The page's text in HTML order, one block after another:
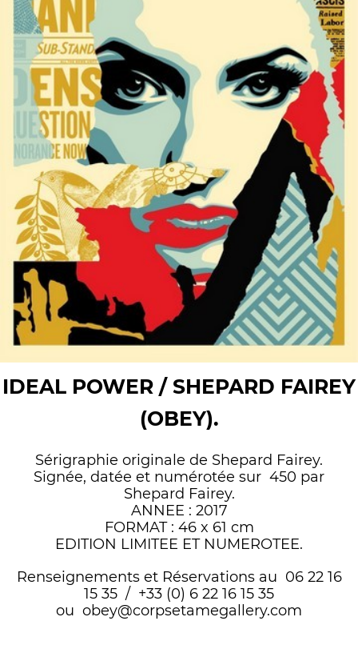
IDEAL POWER / SHEPARD FAIREY
(OBEY).
Sérigraphie originale de Shepard Fairey.
Signée, datée et numérotée sur 450 par
Shepard Fairey.
ANNEE : 2017
FORMAT : 46 x 61 cm
EDITION LIMITEE ET NUMEROTEE.
Renseignements et Réservations au 06 22 16
15 35 / +33 (0) 6 22 16 15 35
ou obey@corpsetamegallery.com